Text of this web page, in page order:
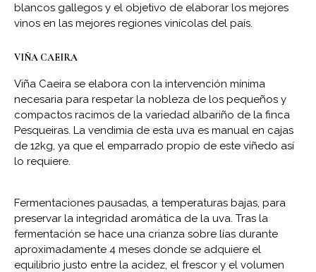
blancos gallegos y el objetivo de elaborar los mejores
vinos en las mejores regiones vinícolas del país.
VIÑA CAEIRA
Viña Caeira se elabora con la intervención mínima
necesaria para respetar la nobleza de los pequeños y
compactos racimos de la variedad albariño de la finca
Pesqueiras. La vendimia de esta uva es manual en cajas
de 12kg, ya que el emparrado propio de este viñedo así
lo requiere.
Fermentaciones pausadas, a temperaturas bajas, para
preservar la integridad aromática de la uva. Tras la
fermentación se hace una crianza sobre lías durante
aproximadamente 4 meses donde se adquiere el
equilibrio justo entre la acidez, el frescor y el volumen